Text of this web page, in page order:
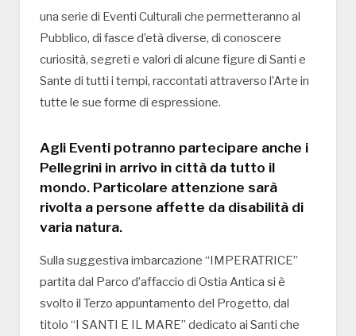
una serie di Eventi Culturali che permetteranno al
Pubblico, di fasce d’età diverse, di conoscere
curiosità, segreti e valori di alcune figure di Santi e
Sante di tutti i tempi, raccontati attraverso l’Arte in
tutte le sue forme di espressione.
Agli Eventi potranno partecipare anche i
Pellegrini in arrivo in città da tutto il
mondo. Particolare attenzione sarà
rivolta a persone affette da disabilità di
varia natura.
Sulla suggestiva imbarcazione “IMPERATRICE”
partita dal Parco d’affaccio di Ostia Antica si è
svolto il Terzo appuntamento del Progetto, dal
titolo “I SANTI E IL MARE” dedicato ai Santi che